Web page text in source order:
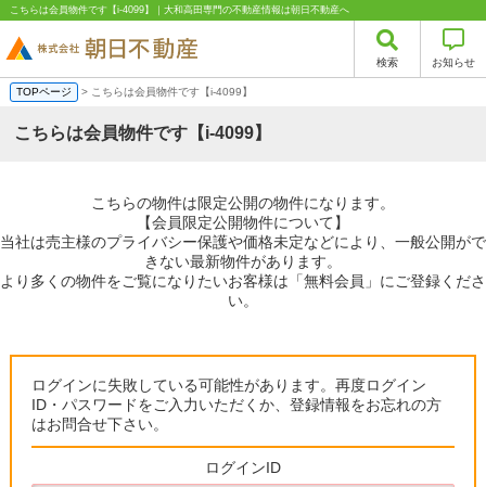
こちらは会員物件です【i-4099】｜大和高田専門の不動産情報は朝日不動産へ
検索 お知らせ
TOPページ > こちらは会員物件です【i-4099】
こちらは会員物件です【i-4099】
こちらの物件は限定公開の物件になります。
【会員限定公開物件について】
当社は売主様のプライバシー保護や価格未定などにより、一般公開がで
きない最新物件があります。
より多くの物件をご覧になりたいお客様は「無料会員」にご登録くださ
い。
ログインに失敗している可能性があります。再度ログイン
ID・パスワードをご入力いただくか、登録情報をお忘れの方
はお問合せ下さい。
ログインID